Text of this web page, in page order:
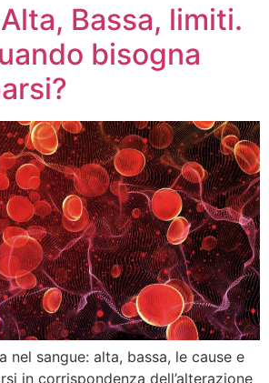
Bassa, limiti.
bisogna
nel sangue: alta, bassa, le cause e
in corrispondenza dell’alterazione